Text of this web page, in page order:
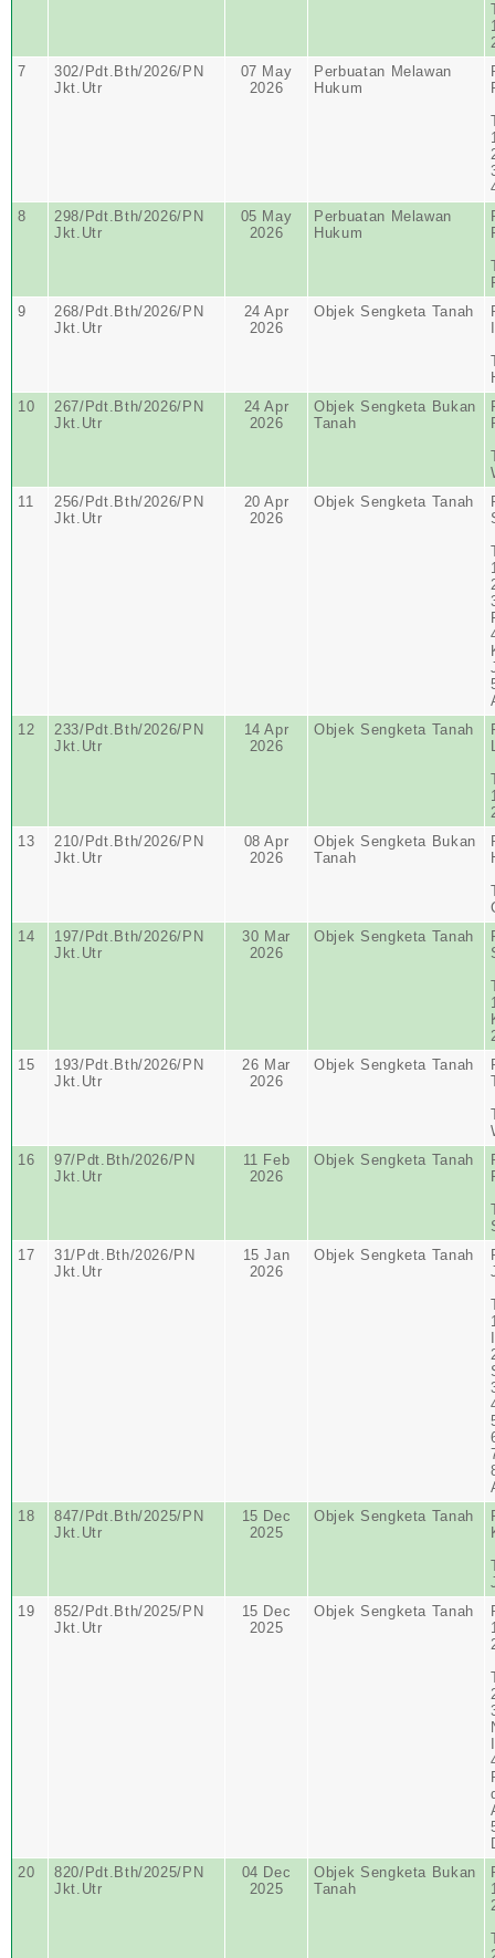
7
302/Pdt.Bth/2026/PN
Jkt.Utr
07 May
2026
Perbuatan Melawan
Hukum
8
298/Pdt.Bth/2026/PN
Jkt.Utr
05 May
2026
Perbuatan Melawan
Hukum
9
268/Pdt.Bth/2026/PN
Jkt.Utr
24 Apr
2026
Objek Sengketa Tanah
10
267/Pdt.Bth/2026/PN
Jkt.Utr
24 Apr
2026
Objek Sengketa Bukan
Tanah
11
256/Pdt.Bth/2026/PN
Jkt.Utr
20 Apr
2026
Objek Sengketa Tanah
12
233/Pdt.Bth/2026/PN
Jkt.Utr
14 Apr
2026
Objek Sengketa Tanah
13
210/Pdt.Bth/2026/PN
Jkt.Utr
08 Apr
2026
Objek Sengketa Bukan
Tanah
14
197/Pdt.Bth/2026/PN
Jkt.Utr
30 Mar
2026
Objek Sengketa Tanah
15
193/Pdt.Bth/2026/PN
Jkt.Utr
26 Mar
2026
Objek Sengketa Tanah
16
97/Pdt.Bth/2026/PN
Jkt.Utr
11 Feb
2026
Objek Sengketa Tanah
17
31/Pdt.Bth/2026/PN
Jkt.Utr
15 Jan
2026
Objek Sengketa Tanah
18
847/Pdt.Bth/2025/PN
Jkt.Utr
15 Dec
2025
Objek Sengketa Tanah
19
852/Pdt.Bth/2025/PN
Jkt.Utr
15 Dec
2025
Objek Sengketa Tanah
20
820/Pdt.Bth/2025/PN
Jkt.Utr
04 Dec
2025
Objek Sengketa Bukan
Tanah